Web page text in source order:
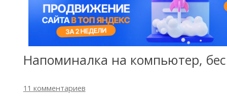
Напоминалка на компьютер,
11 комментариев